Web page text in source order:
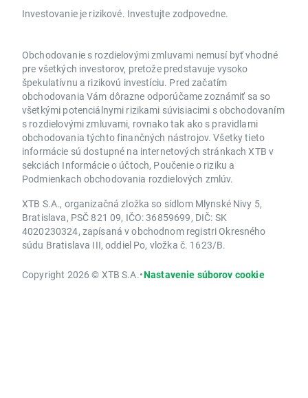
Investovanie je rizikové. Investujte zodpovedne.
Obchodovanie s rozdielovými zmluvami nemusí byť vhodné
pre všetkých investorov, pretože predstavuje vysoko
špekulatívnu a rizikovú investíciu. Pred začatím
obchodovania Vám dôrazne odporúčame zoznámiť sa so
všetkými potenciálnymi rizikami súvisiacimi s obchodovaním
s rozdielovými zmluvami, rovnako tak ako s pravidlami
obchodovania týchto finančných nástrojov. Všetky tieto
informácie sú dostupné na internetových stránkach XTB v
sekciách Informácie o účtoch, Poučenie o riziku a
Podmienkach obchodovania rozdielových zmlúv.
XTB S.A., organizačná zložka so sídlom Mlynské Nivy 5,
Bratislava, PSČ 821 09, IČO: 36859699, DIČ: SK
4020230324, zapísaná v obchodnom registri Okresného
súdu Bratislava III, oddiel Po, vložka č. 1623/B.
Copyright 2026 © XTB S.A.•Nastavenie súborov cookie